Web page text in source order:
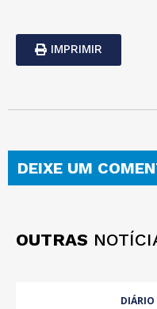
IMPRIMIR
DEIXE UM
OUTRAS